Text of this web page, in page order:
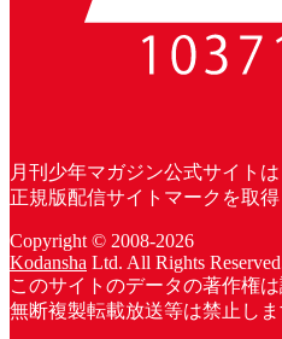
月刊少年マガジン公式サイトは
正規版配信サイトマークを取得
Copyright © 2008-2026
Kodansha Ltd. All Rights
このサイトのデータの著作権
無断複製転載放送等は禁止しま